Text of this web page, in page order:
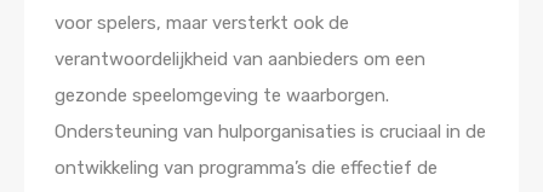
voor spelers, maar versterkt ook de
verantwoordelijkheid van aanbieders om een
gezonde speelomgeving te waarborgen.
Ondersteuning van hulporganisaties is cruciaal in de
ontwikkeling van programma’s die effectief de